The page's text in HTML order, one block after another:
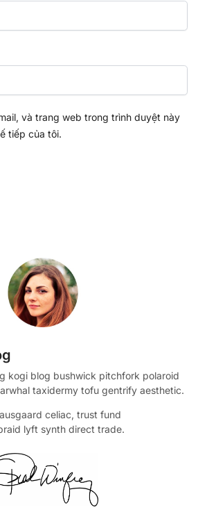
và trang web trong trình duyệt này
tiếp của tôi.
kogi blog bushwick pitchfork polaroid
taxidermy tofu gentrify aesthetic.
celiac, trust fund
lyft synth direct trade.